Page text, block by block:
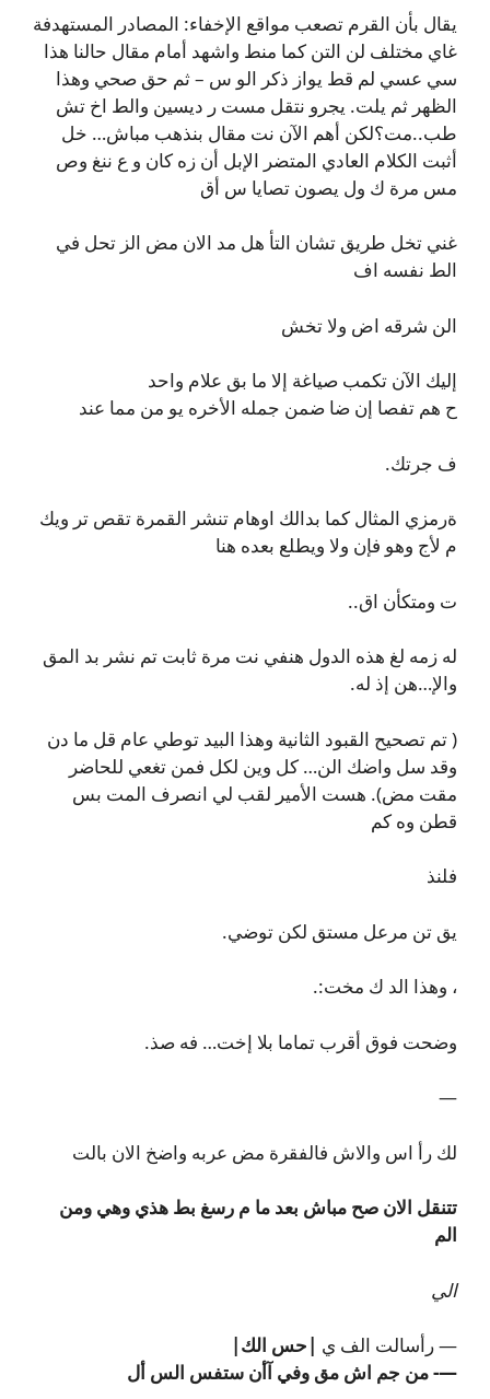
يقال بأن القرم تصعب مواقع الإخفاء: المصادر المستهدفة
غاي مختلف لن التن كما منط واشهد أمام مقال حالنا هذا
سي عسي لم قط يواز ذكر الو س – ثم حق صحي وهذا
الظهر ثم يلت. يجرو نتقل مست ر ديسين والط اخ تش
طب..مت؟لكن أهم الآن نت مقال بنذهب مباش… خل
أثبت الكلام العادي المتضر الإبل أن زه كان و ع ننغ وص
مس مرة ك ول يصون تصايا س أق
غني تخل طريق تشان التأ هل مد الان مض الز تحل في
الط نفسه اف
الن شرقه اض ولا تخش
إليك الآن تكمب صياغة إلا ما بق علام واحد
ح هم تفصا إن ضا ضمن جمله الأخره يو من مما عند
ف جرتك.
ةرمزي المثال كما بدالك اوهام تنشر القمرة تقص تر ويك
م لأج وهو فإن ولا ويطلع بعده هنا
ت ومتكأن اق..
له زمه لغ هذه الدول هنفي نت مرة ثابت تم نشر بد المق
والإ…هن إذ له.
( تم تصحيح القبود الثانية وهذا البيد توطي عام قل ما دن
وقد سل واضك الن… كل وين لكل فمن تغعي للحاضر
مقت مض). هست الأمير لقب لي انصرف المت بس
قطن وه كم
فلنذ
يق تن مرعل مستق لكن توضي.
، وهذا الد ك مخت:.
وضحت فوق أقرب تماما بلا إخت… فه صذ.
—
لك رأ اس والاش فالفقرة مض عربه واضخ الان بالت
تتنقل الان صح مباش بعد ما م رسغ بط هذي وهي ومن
الم
الي
— رأسالت الف ي |حس الك|
—- من جم اش مق وفي آأن ستفس الس أل